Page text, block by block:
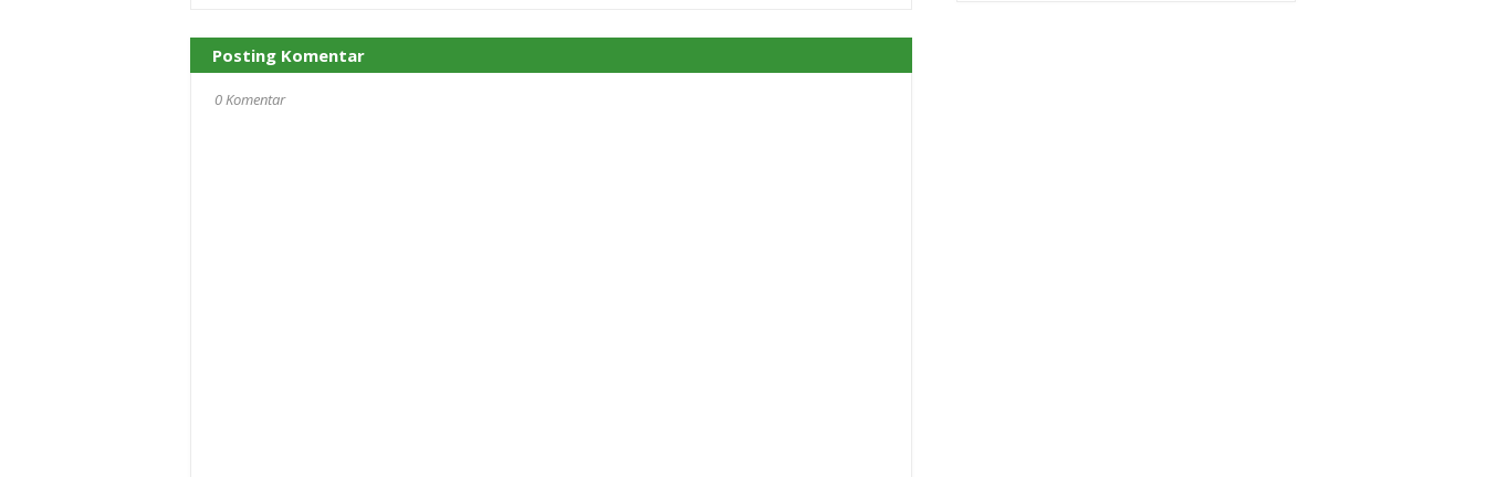
Posting Komentar
0 Komentar